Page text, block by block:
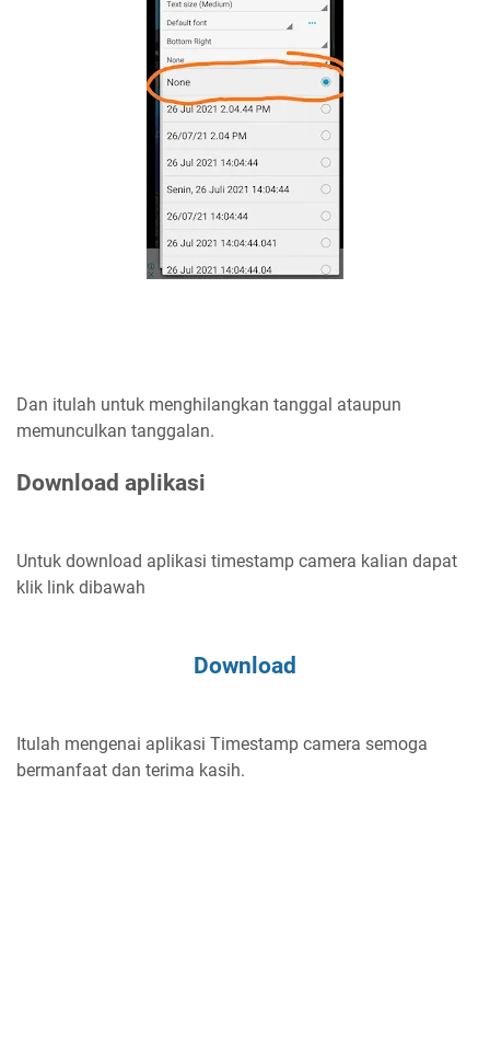
Dan itulah untuk menghilangkan tanggal ataupun
memunculkan tanggalan.
Download aplikasi
Untuk download aplikasi timestamp camera kalian dapat
klik link dibawah
Download
Itulah mengenai aplikasi Timestamp camera semoga
bermanfaat dan terima kasih.